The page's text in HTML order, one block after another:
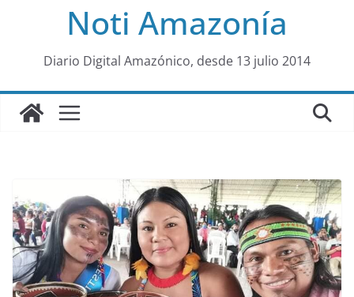
al
Noti Amazonía
Diario Digital Amazónico, desde 13 julio 2014